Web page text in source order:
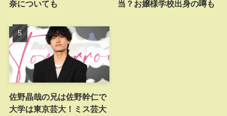
奈についても
当？お嬢様学校出身の噂も
佐野晶哉の兄は佐野幹仁で
大学は東京芸大！ミス芸大